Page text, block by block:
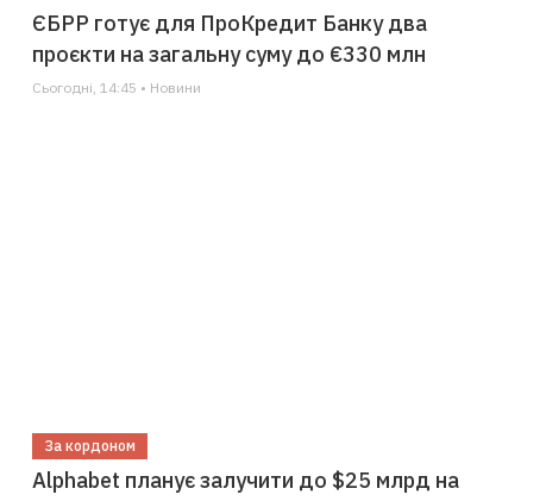
ЄБРР готує для ПроКредит Банку два
проєкти на загальну суму до €330 млн
Сьогодні, 14:45 • Новини
За кордоном
Alphabet планує залучити до $25 млрд на